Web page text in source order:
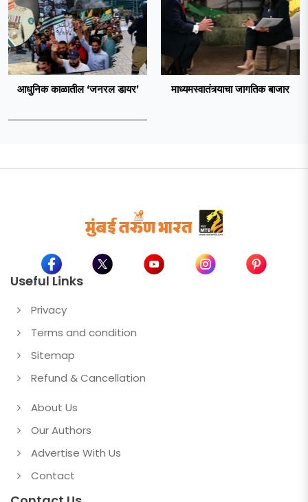
आधुनिक काळातील ‘जनरल डायर’ माध्यमस्वातंत्र्याचा जागतिक बाजार
Useful Links
Privacy
Terms and condition
Sitemap
Refund & Cancellation
About Us
Our Authors
Advertise With Us
Contact